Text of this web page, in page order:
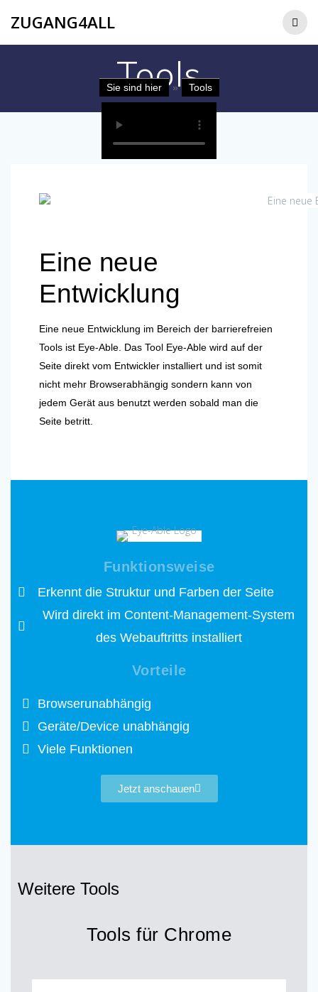
ZUGANG4ALL
Tools
Sie sind hier » Tools
Eine neue
Entwicklung
Eine neue Entwicklung im Bereich der barrierefreien
Tools ist Eye-Able. Das Tool Eye-Able wird auf der
Seite direkt vom Entwickler installiert und ist somit
nicht mehr Browserabhängig sondern kann von
jedem Gerät aus benutzt werden sobald man die
Seite betritt.
Funktionsweise
Erkennt die Struktur und Farben der Seite
Wird direkt im Content-Management-System
des Webauftritts installiert
Vorteile
Browserunabhängig
Geräte/Device unabhängig
Viele Funktionen
Jetzt anschauen
Weitere Tools
Tools für Chrome